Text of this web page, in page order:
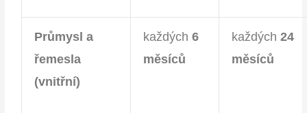
Průmysl a
řemesla
(vnitřní)
každých6
měsíců
každých24
měsíců